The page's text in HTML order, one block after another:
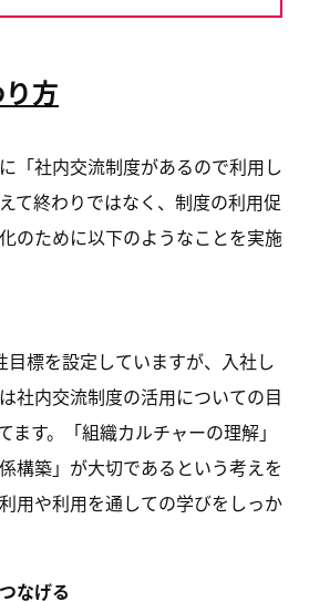
方
「社内交流制度があるので利用し
て終わりではなく、制度の利用促
のために以下のようなことを実施
標を設定していますが、入社し
社内交流制度の活用についての目
ます。「組織カルチャーの理解」
構築」が大切であるという考えを
用や利用を通しての学びをしっか
なげる